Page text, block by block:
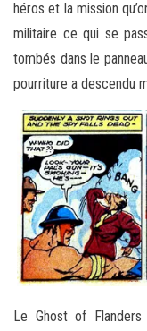
héros et la mission
militaire ce qui se
tombés dans le
pourriture a descendu
Le Ghost of